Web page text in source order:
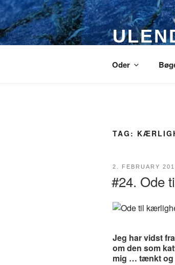
Skip
to
content
Oder
TAG:
POSTED
2. FEBRUARY
#24. Ode
Jeg har vidst
om den som
mig … tænkt og